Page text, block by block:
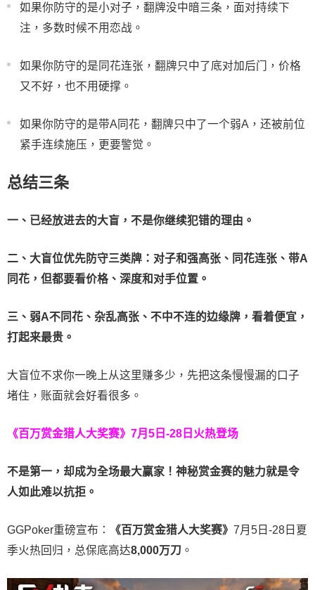
如果你防守的是小对子，翻牌没中暗三条，面对持续下
注，多数时候不用恋战。
如果你防守的是同花连张，翻牌只中了底对加后门，价格
又不好，也不用硬撑。
如果你防守的是带A同花，翻牌只中了一个弱A，还被前位
紧手连续施压，更要警觉。
总结三条
一、已经放进去的大盲，不是你继续犯错的理由。
二、大盲位优先防守三类牌：对子和强高张、同花连张、带A
同花，但都要看价格、深度和对手位置。
三、弱A不同花、杂乱高张、不中不连的边缘牌，看着便宜，
打起来最贵。
大盲位不求你一晚上从这里赚多少，先把这条慢慢漏的口子
堵住，账面就会好看很多。
《百万赏金猎人大奖赛》 7月5日-28日火热登场
不是第一，却成为全场最大赢家！神秘赏金赛的魅力就是令
人如此难以抗拒。
GGPoker重磅宣布： 《百万赏金猎人大奖赛》 7月5日-28日夏
季火热回归，总保底高达8,000万刀 。